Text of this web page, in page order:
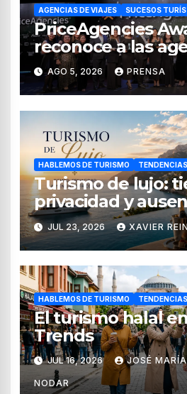
AGENCIAS DE VIAJES SUCESOS
PriceAgencies
reconoce a las
impulsan el
turismo en México
AGO 5, 2026 PRENSA
HABLEMOS DE TURISMO
Turismo de lujo:
privacidad y
fricciones
JUL 23, 2026 XAVIER
HABLEMOS DE TURISMO
El turismo halal
Trends
JUL 16, 2026 JOSÉ
NODAR